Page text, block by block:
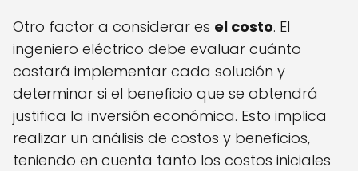
Otro factor a considerar es el costo. El
ingeniero eléctrico debe evaluar cuánto
costará implementar cada solución y
determinar si el beneficio que se obtendrá
justifica la inversión económica. Esto implica
realizar un análisis de costos y beneficios,
teniendo en cuenta tanto los costos iniciales